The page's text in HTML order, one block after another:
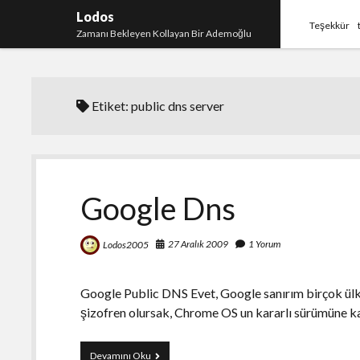
Lodos
Zamanı Bekleyen Kollayan Bir Ademoğlu
Teşekkür
Etiket:public dns server
Google Dns
Lodos2005 27 Aralık 2009 1 Yorum
Google Public DNS Evet, Google sanırım birçok
şizofren olursak, Chrome OS un kararlı sürümüne
Devamını Oku Google